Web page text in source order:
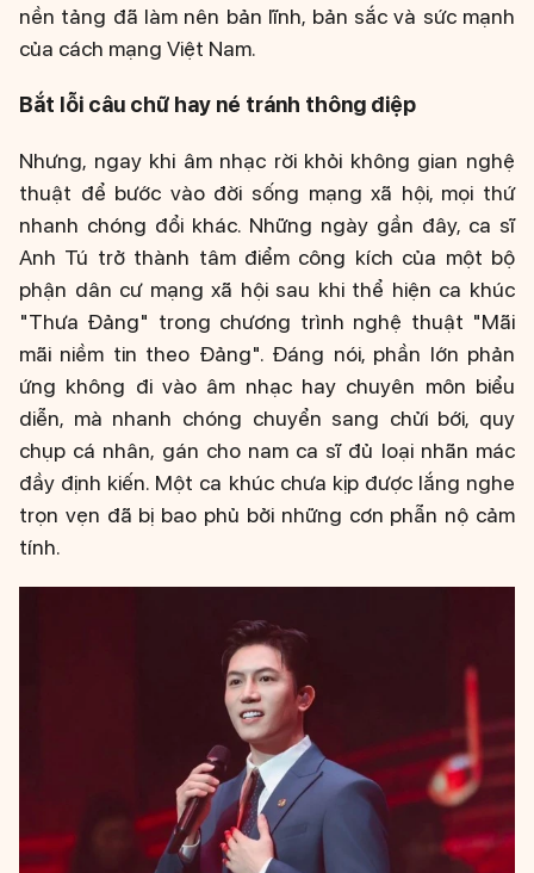
nền tảng đã làm nên bản lĩnh, bản sắc và sức mạnh
của cách mạng Việt Nam.
Bắt lỗi câu chữ hay né tránh thông điệp
Nhưng, ngay khi âm nhạc rời khỏi không gian nghệ
thuật để bước vào đời sống mạng xã hội, mọi thứ
nhanh chóng đổi khác. Những ngày gần đây, ca sĩ
Anh Tú trở thành tâm điểm công kích của một bộ
phận dân cư mạng xã hội sau khi thể hiện ca khúc
"Thưa Đảng" trong chương trình nghệ thuật "Mãi
mãi niềm tin theo Đảng". Đáng nói, phần lớn phản
ứng không đi vào âm nhạc hay chuyên môn biểu
diễn, mà nhanh chóng chuyển sang chửi bới, quy
chụp cá nhân, gán cho nam ca sĩ đủ loại nhãn mác
đầy định kiến. Một ca khúc chưa kịp được lắng nghe
trọn vẹn đã bị bao phủ bởi những cơn phẫn nộ cảm
tính.